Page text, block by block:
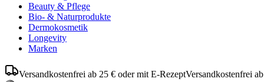
Beauty & Pflege
Bio- & Naturprodukte
Dermokosmetik
Longevity
Marken
Versandkostenfrei ab 25 € oder mit E-RezeptVersandkostenfrei